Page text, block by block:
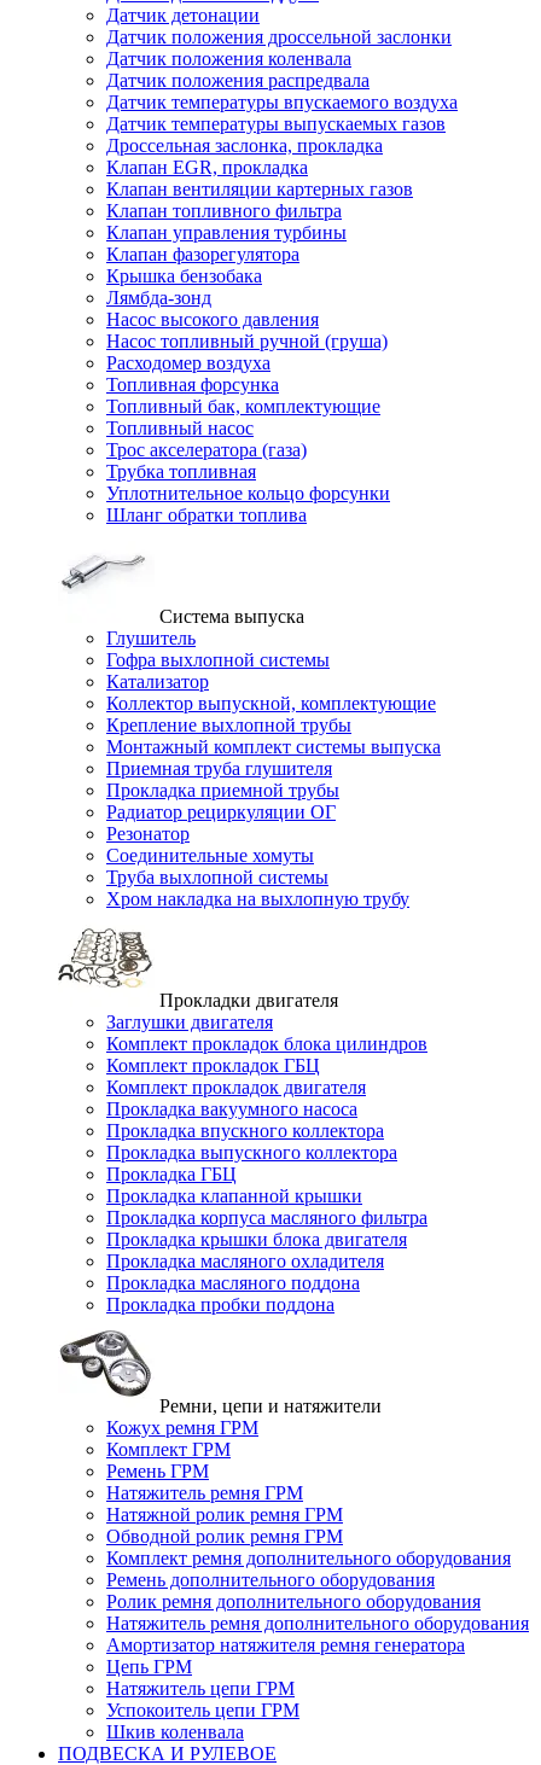
Датчик детонации
Датчик положения дроссельной заслонки
Датчик положения коленвала
Датчик положения распредвала
Датчик температуры впускаемого воздуха
Датчик температуры выпускаемых газов
Дроссельная заслонка, прокладка
Клапан EGR, прокладка
Клапан вентиляции картерных газов
Клапан топливного фильтра
Клапан управления турбины
Клапан фазорегулятора
Крышка бензобака
Лямбда-зонд
Насос высокого давления
Насос топливный ручной (груша)
Расходомер воздуха
Топливная форсунка
Топливный бак, комплектующие
Топливный насос
Трос акселератора (газа)
Трубка топливная
Уплотнительное кольцо форсунки
Шланг обратки топлива
Система выпуска
Глушитель
Гофра выхлопной системы
Катализатор
Коллектор выпускной, комплектующие
Крепление выхлопной трубы
Монтажный комплект системы выпуска
Приемная труба глушителя
Прокладка приемной трубы
Радиатор рециркуляции ОГ
Резонатор
Соединительные хомуты
Труба выхлопной системы
Хром накладка на выхлопную трубу
Прокладки двигателя
Заглушки двигателя
Комплект прокладок блока цилиндров
Комплект прокладок ГБЦ
Комплект прокладок двигателя
Прокладка вакуумного насоса
Прокладка впускного коллектора
Прокладка выпускного коллектора
Прокладка ГБЦ
Прокладка клапанной крышки
Прокладка корпуса масляного фильтра
Прокладка крышки блока двигателя
Прокладка масляного охладителя
Прокладка масляного поддона
Прокладка пробки поддона
Ремни, цепи и натяжители
Кожух ремня ГРМ
Комплект ГРМ
Ремень ГРМ
Натяжитель ремня ГРМ
Натяжной ролик ремня ГРМ
Обводной ролик ремня ГРМ
Комплект ремня дополнительного оборудования
Ремень дополнительного оборудования
Ролик ремня дополнительного оборудования
Натяжитель ремня дополнительного оборудования
Амортизатор натяжителя ремня генератора
Цепь ГРМ
Натяжитель цепи ГРМ
Успокоитель цепи ГРМ
Шкив коленвала
ПОДВЕСКА И РУЛЕВОЕ